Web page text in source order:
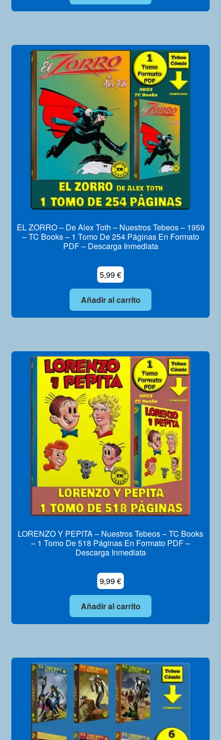
EL ZORRO – De Alex Toth – Nuestros Tebeos – 1959
– TC Books – 1 Tomo De 254 Páginas En Formato
PDF – Descarga Inmediata
5,99€
Añadir al carrito
LORENZO Y PEPITA – Nuestros Tebeos – TC Books
– 1 Tomo De 518 Páginas En Formato PDF –
Descarga Inmediata
9,99€
Añadir al carrito